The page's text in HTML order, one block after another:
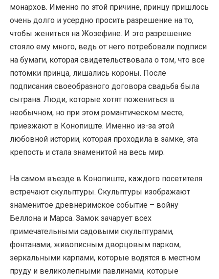
монархов. Именно по этой причине, принцу пришлось
очень долго и усердно просить разрешение на то,
чтобы жениться на Жозефине. И это разрешение
стояло ему много, ведь от него потребовали подписи
на бумаги, которая свидетельствовала о том, что все
потомки принца, лишались короны. После
подписания своеобразного договора свадьба была
сыграна. Люди, которые хотят пожениться в
необычном, но при этом романтическом месте,
приезжают в Конопиште. Именно из-за этой
любовной истории, которая проходила в замке, эта
крепость и стала знаменитой на весь мир.
На самом въезде в Конопиште, каждого посетителя
встречают скульптуры. Скульптуры изображают
знаменитое древнеримское событие – войну
Беллона и Марса. Замок зачарует всех
примечательными садовыми скульптурами,
фонтанами, живописным дворцовым парком,
зеркальными карпами, которые водятся в местном
пруду и великолепными павлинами, которые